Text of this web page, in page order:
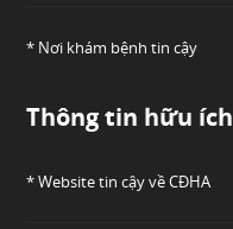
* Nơi khám bệnh tin cậy
Thông tin hữu ích
* Website tin cậy về CĐHA